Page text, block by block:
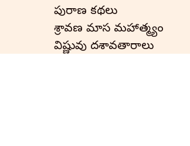
పురాణ కథలు
శ్రావణ మాస మహాత్మ్యం
విష్ణువు దశావతారాలు